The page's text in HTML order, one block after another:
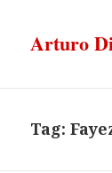
Arturo
Tag: